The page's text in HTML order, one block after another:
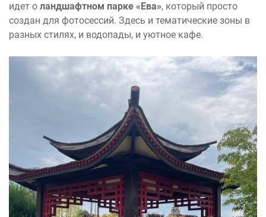
идет о ландшафтном парке «Ева», который просто
создан для фотосессий. Здесь и тематические зоны в
разных стилях, и водопады, и уютное кафе.